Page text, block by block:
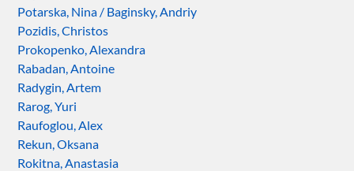
Potarska, Nina / Baginsky, Andriy
Pozidis, Christos
Prokopenko, Alexandra
Rabadan, Antoine
Radygin, Artem
Rarog, Yuri
Raufoglou, Alex
Rekun, Oksana
Rokitna, Anastasia